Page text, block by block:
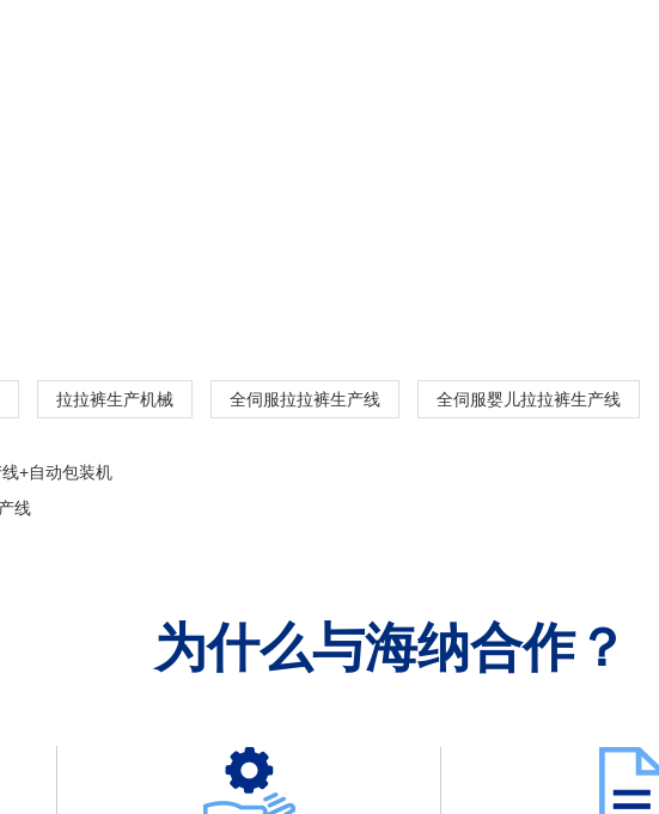
拉拉裤生产机械 全伺服拉拉裤生产线 全伺服婴儿拉拉裤生产线
+自动包装机
线
为什么与海纳合作？